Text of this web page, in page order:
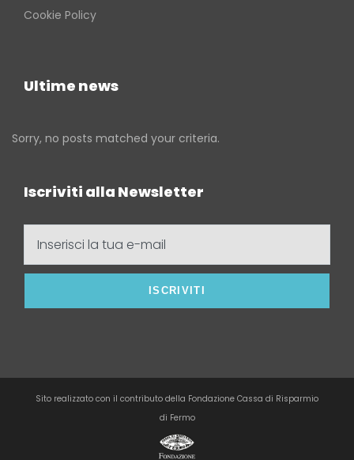
Cookie Policy
Ultime news
Sorry, no posts matched your criteria.
Iscriviti alla Newsletter
tua
mail
Sito realizzato con il contributo della Fondazione Cassa di Risparmio
di Fermo